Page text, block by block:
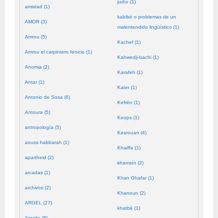
amistad (1)
AMOR (3)
Amrou (5)
Amrou el carpintero fenicio (1)
Anomia (2)
Antar (1)
Antonio de Sosa (6)
Antoura (5)
antropología (5)
aouss habbarah (1)
apartheid (2)
arcadas (1)
archivos (2)
ARGEL (27)
judío (1)
kabibé o problemas de un
malentendido lingüístico (1)
Kachef (1)
Kahwedji-bachi (1)
Karafeh (1)
Kater (1)
Kefrén (1)
Keops (1)
Kesrouan (4)
Khaiffa (1)
khamsín (2)
Khan Ghafar (1)
Khanoun (2)
khatbé (1)